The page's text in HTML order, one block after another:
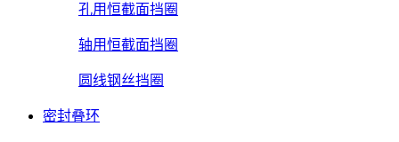
孔用恒截面挡圈
轴用恒截面挡圈
圆线钢丝挡圈
密封叠环